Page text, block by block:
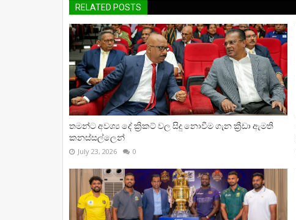
RELATED POSTS
තමන්ට අවශ්‍ය දේ ක්‍රිකට් වල සිදු නොවීම ගැන ක්‍රීඩා ඇමති
කනස්සල්ලෙන්
July 23, 2026 0